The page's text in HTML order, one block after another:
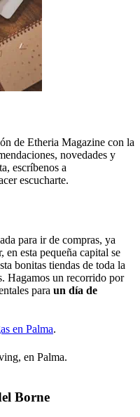
de Etheria Magazine con la
novedades y
escríbenos a
escucharte.
para ir de compras, ya
en esta pequeña capital se
bonitas tiendas de toda la
Hagamos un recorrido por
para un día de
en Palma.
Borne